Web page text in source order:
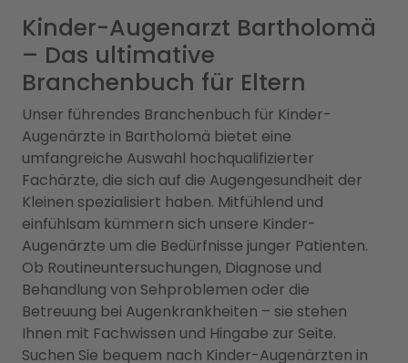
Kinder-Augenarzt Bartholomä
– Das ultimative
Branchenbuch für Eltern
Unser führendes Branchenbuch für Kinder-
Augenärzte in Bartholomä bietet eine
umfangreiche Auswahl hochqualifizierter
Fachärzte, die sich auf die Augengesundheit der
Kleinen spezialisiert haben. Mitfühlend und
einfühlsam kümmern sich unsere Kinder-
Augenärzte um die Bedürfnisse junger Patienten.
Ob Routineuntersuchungen, Diagnose und
Behandlung von Sehproblemen oder die
Betreuung bei Augenkrankheiten – sie stehen
Ihnen mit Fachwissen und Hingabe zur Seite.
Suchen Sie bequem nach Kinder-Augenärzten in